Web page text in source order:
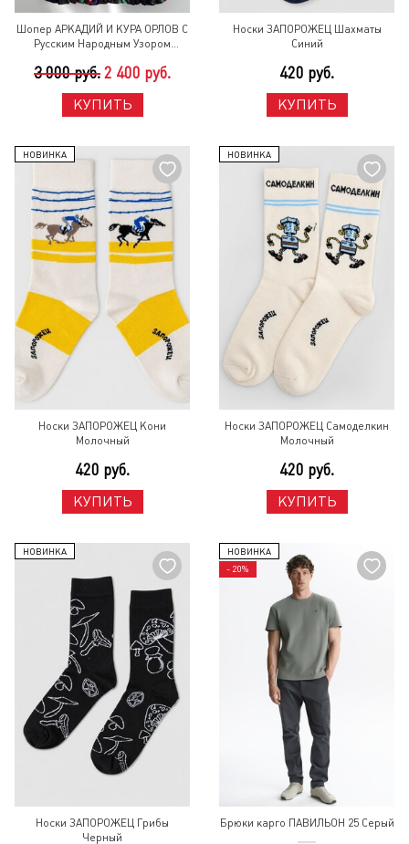
Шопер АРКАДИЙ И КУРА ОРЛОВ С
Русским Народным Узором
3 000 руб. 2 400 руб.
КУПИТЬ
Носки ЗАПОРОЖЕЦ Шахматы
Синий
420 руб.
КУПИТЬ
НОВИНКА
Носки ЗАПОРОЖЕЦ Кони
Молочный
420 руб.
КУПИТЬ
НОВИНКА
Носки ЗАПОРОЖЕЦ Самоделкин
Молочный
420 руб.
КУПИТЬ
НОВИНКА
Носки ЗАПОРОЖЕЦ Грибы
Черный
НОВИНКА
- 20%
Брюки карго ПАВИЛЬОН 25 Серый